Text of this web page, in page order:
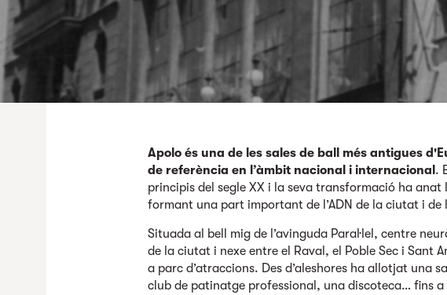
Apolo és una de les sales de ball més antigues
de referència en l’àmbit nacional i internacional .
principis del segle XX i la seva transformació ha anat
formant una part important de l’ADN de la ciutat i de
Situada al bell mig de l’avinguda Paral·lel, centre
de la ciutat i nexe entre el Raval, el Poble Sec i Sant
a parc d’atraccions. Des d’aleshores ha allotjat una
club de patinatge professional, una discoteca… fins